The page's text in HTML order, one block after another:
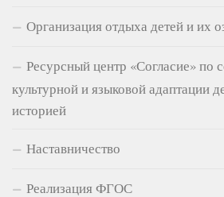
Организация отдыха детей и их
Ресурсный центр «Согласие» по
культурной и языковой адаптации
историей
Наставничество
Реализация ФГОС